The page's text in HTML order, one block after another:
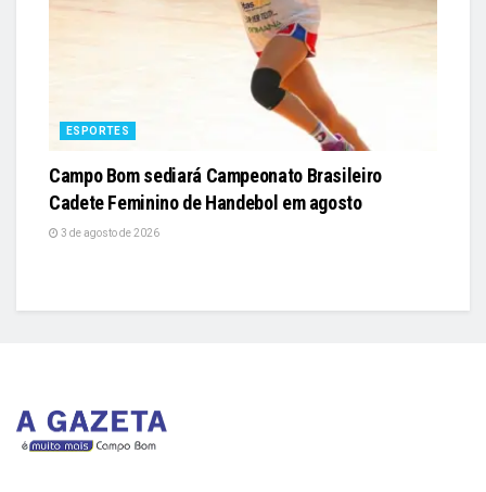
ESPORTES
Campo Bom sediará Campeonato Brasileiro
Cadete Feminino de Handebol em agosto
3 de agosto de 2026